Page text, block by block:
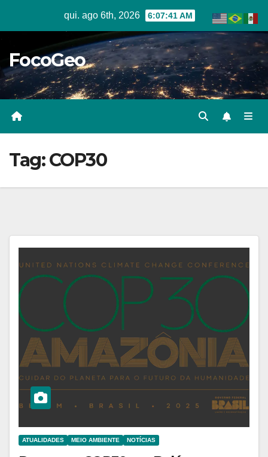
qui. ago 6th, 2026 6:07:42 AM
FocoGeo
Tag:COP30
ATUALIDADES MEIO AMBIENTE NOTÍCIAS